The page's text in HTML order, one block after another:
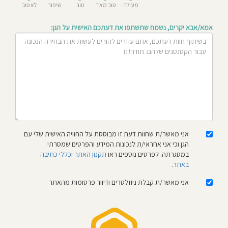
מעולה טוב מאד טוב
שיפור
לא טוב
אמא/אבא יקרים, נשמח שתשתפו את דעתכם האישית על הגן:
אני מאשר/ת שחוות דעת זו מבוססת על החוויה האישית שלי עם
הגן וכי אני אחראי/ת לנכונות המידע והפרטים שמסרתי
במסגרתה. לפרטים נוספים ראו תקנון האתר וכללי כתיבה
באתר.
אני מאשר/ת קבלת ניוזלטרים ודיוור פרסומות מהאתר